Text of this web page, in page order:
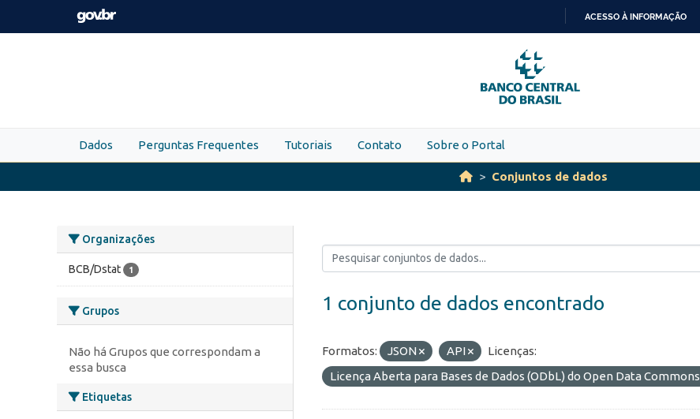
Skip to main content
PARA
O
CONTEÚDO
ACESSO À INFORMAÇÃO
Dados Perguntas Frequentes Tutoriais Contato Sobre o Portal
Conjuntos de dados
Organizações
BCB/Dstat 1
Grupos
Não há Grupos que correspondam a
essa busca
Etiquetas
1 conjunto de dados encontrado
Formatos: JSON API
Licenças:
Licença Aberta para Bases de Dados (ODbL) do Open Data Commons